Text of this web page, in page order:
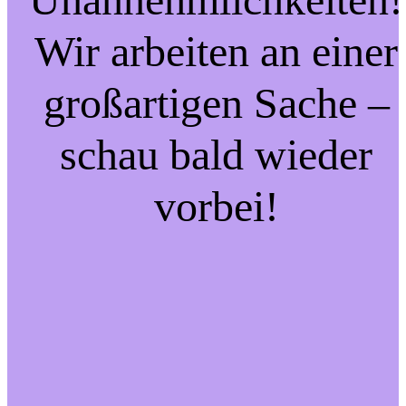
Wir arbeiten an einer
großartigen Sache –
schau bald wieder
vorbei!